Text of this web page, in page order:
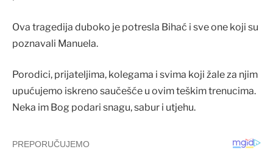
Ova tragedija duboko je potresla Bihać i sve one koji su
poznavali Manuela.
Porodici, prijateljima, kolegama i svima koji žale za njim
upućujemo iskreno saučešće u ovim teškim trenucima.
Neka im Bog podari snagu, sabur i utjehu.